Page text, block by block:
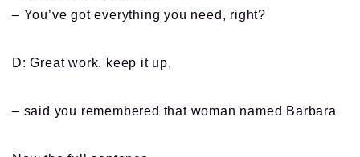
– You’ve got everything you need, right?
D: Great work. keep it up,
– said you remembered that woman named Barbara